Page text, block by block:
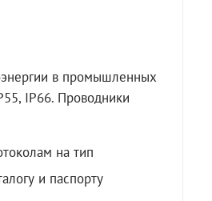
в промышленных
IP66. Проводники
на тип
и паспорту